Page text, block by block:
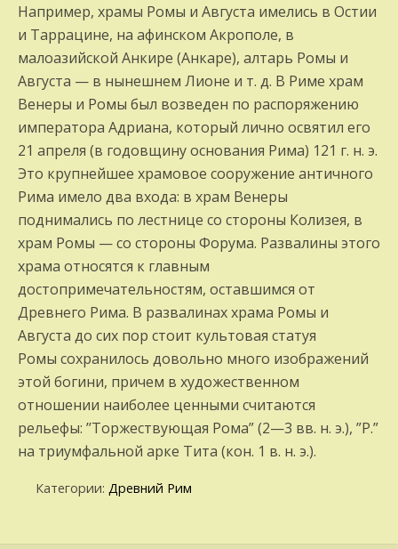
Например, храмы Ромы и Августа име­лись в Остии
и Таррацине, на афинском Акрополе, в
малоазийской Анкире (Анка­ре), алтарь Ромы и
Августа — в нынешнем Лионе и т. д. В Риме храм
Венеры и Ромы был возведен по распоряжению
императора Адриана, который лично освятил его
21 ап­реля (в годовщину основания Рима) 121 г. н. э.
Это крупнейшее храмовое сооружение античного
Рима имело два входа: в храм Венеры
поднимались по лестнице со сторо­ны Колизея, в
храм Ромы — со стороны Фору­ма. Развалины этого
храма относятся к главным
достопримечательностям, оста­вшимся от
Древнего Рима. В развалинах храма Ромы и
Августа до сих пор стоит куль­товая статуя
Ромы сохранилось довольно много изображений
этой богини, причем в художественном
отношении наиболее ценными считаются
рельефы: ’’Торжеству­ющая Рома” (2—3 вв. н. э.), ”Р.”
на триум­фальной арке Тита (кон. 1 в. н. э.).
Категории: Древний Рим